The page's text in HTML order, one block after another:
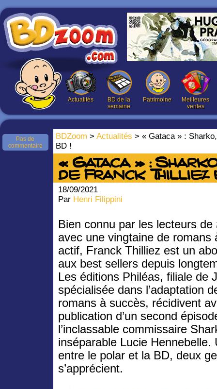
Actualités
BD de la
semaine
Patrimoine
Meilleures
ventes
BDZoom > Actualités > « Gataca » :
BD !
Pas de
commentaire
« Gataca » :
de Franck Thilliez
18/09/2021
Par Henri Filippini
Bien connu par les lecteurs de
avec une vingtaine de romans
actif, Franck Thilliez est un
aux best sellers depuis
Les éditions Philéas, filiale de
spécialisée dans l’adaptation
romans à succès, récidivent
publication d’un second
l’inclassable commissaire
inséparable Lucie Hennebelle.
entre le polar et la BD, deux
s’apprécient.